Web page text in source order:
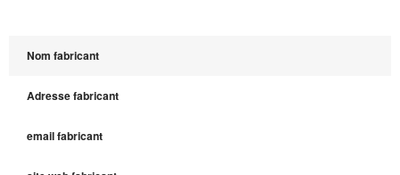
Nom fabricant
Adresse fabricant
email fabricant